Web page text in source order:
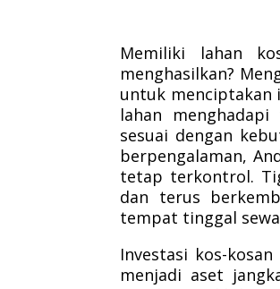
Memiliki lahan
menghasilkan?
untuk menciptakan
lahan
sesuai dengan
berpengalaman,
tetap terkontrol.
dan terus
tempat tinggal
Investasi kos-
menjadi aset